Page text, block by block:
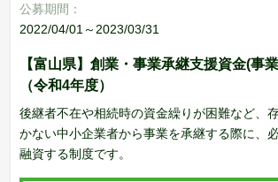
公募期間：
2022/04/01～2023/03/31
【富山県】創業・事業承継支援資金(事
（令和4年度）
後継者不在や相続時の資金繰りが困難など、
かない中小企業者から事業を承継する際に、
融資する制度です。